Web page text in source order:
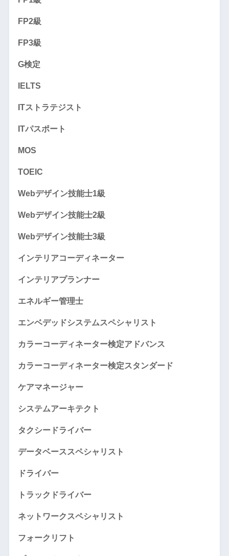
FP2級
FP3級
G検定
IELTS
ITストラテジスト
ITパスポート
MOS
TOEIC
Webデザイン技能士1級
Webデザイン技能士2級
Webデザイン技能士3級
インテリアコーディネーター
インテリアプランナー
エネルギー管理士
エンベデッドシステムスペシャリスト
カラーコーディネーター検定アドバンス
カラーコーディネーター検定スタンダード
ケアマネージャー
システムアーキテクト
タクシードライバー
データベーススペシャリスト
ドライバー
トラックドライバー
ネットワークスペシャリスト
フォークリフト